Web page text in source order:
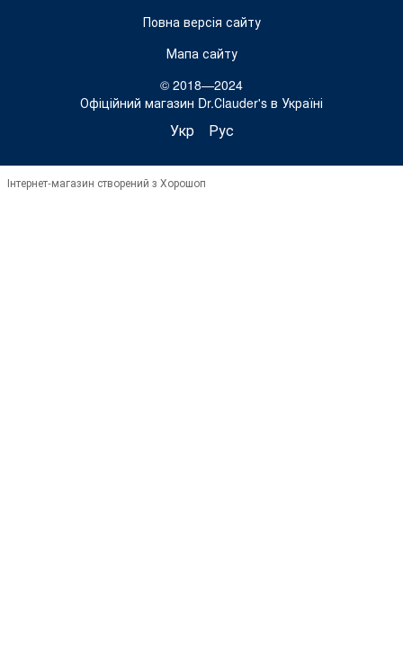
Повна версія сайту
Мапа сайту
© 2018—2024
Офіційний магазин Dr.Сlauder's в Україні
Укр Рус
Інтернет-магазин створений з Хорошоп